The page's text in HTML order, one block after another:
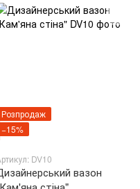
Розпродаж
−15%
DV10
вазон